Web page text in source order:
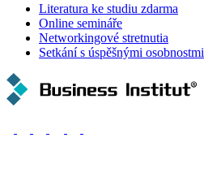
Literatura ke studiu zdarma
Online semináře
Networkingové stretnutia
Setkání s úspěšnými osobnostmi